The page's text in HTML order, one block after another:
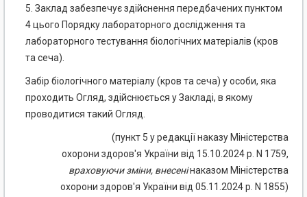
5. Заклад забезпечує здійснення передбачених пунктом
4 цього Порядку лабораторного дослідження та
лабораторного тестування біологічних матеріалів (кров
та сеча).
Забір біологічного матеріалу (кров та сеча) у особи, яка
проходить Огляд, здійснюється у Закладі, в якому
проводитися такий Огляд.
(пункт 5 у редакції наказу Міністерства
охорони здоров'я України від 15.10.2024 р. N 1759,
враховуючи зміни, внесенінаказом Міністерства
охорони здоров'я України від 05.11.2024 р. N 1855)